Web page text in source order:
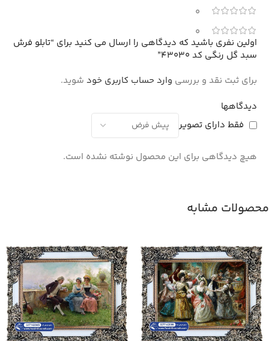
0
0
دیدگاهها
فقط دارای تصویر
هیچ دیدگاهی برای این محصول نوشته نشده است.
اولین نفری باشید که دیدگاهی را ارسال می کنید برای “تابلو فرش
سبد گل رنگی کد 43030”
برای ثبت نقد و بررسی وارد حساب کاربری خود شوید.
محصولات مشابه